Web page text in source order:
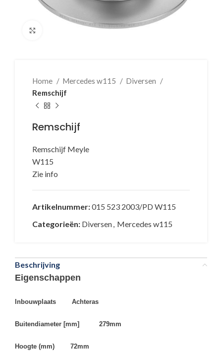
Klik voor vergroting
Home Mercedes w115
Diversen
Remschijf
Remschijf
Remschijf Meyle
W115
Zie info
Artikelnummer:015 523 2003/PD W115
Categorieën: Diversen, Mercedes w115
Beschrijving
Eigenschappen
Inbouwplaats Achteras
Buitendiameter [mm] 279mm
Hoogte (mm) 72mm